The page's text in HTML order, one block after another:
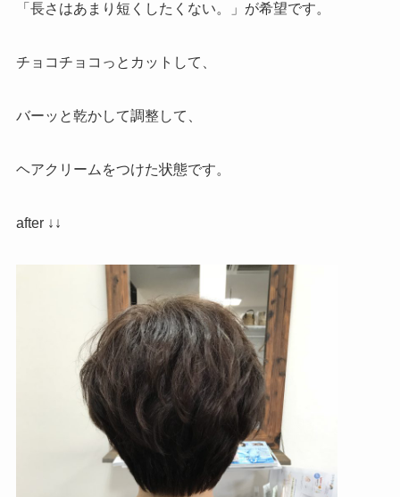
「長さはあまり短くしたくない。」が希望です。
チョコチョコっとカットして、
バーッと乾かして調整して、
ヘアクリームをつけた状態です。
after ↓↓